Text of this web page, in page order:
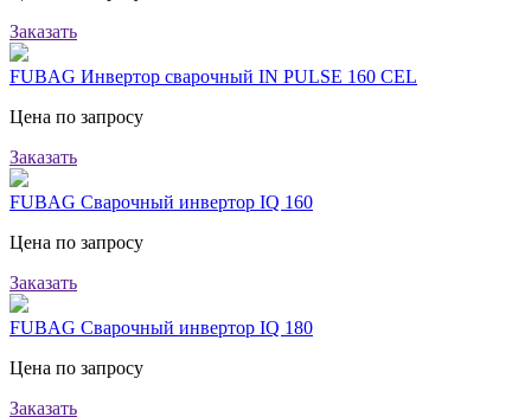
Заказать
FUBAG Инвертор сварочный IN PULSE 160 CEL
Цена по запросу
Заказать
FUBAG Сварочный инвертор IQ 160
Цена по запросу
Заказать
FUBAG Сварочный инвертор IQ 180
Цена по запросу
Заказать